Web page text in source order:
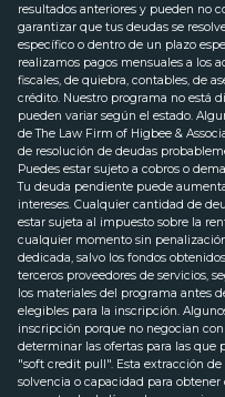
resultados anteriores y pueden no
garantizar que tus deudas se
específico o dentro de un plazo
realizamos pagos mensuales a los
fiscales, de quiebra, contables, de
crédito. Nuestro programa no está
pueden variar según el estado.
de The Law Firm of Higbee &
de resolución de deudas
Puedes estar sujeto a cobros o
Tu deuda pendiente puede
intereses. Cualquier cantidad de
estar sujeta al impuesto sobre la
cualquier momento sin
dedicada, salvo los fondos
terceros proveedores de servicios,
los materiales del programa antes
elegibles para la inscripción.
inscripción porque no negocian
determinar las ofertas para las que
"soft credit pull". Esta extracción
solvencia o capacidad para